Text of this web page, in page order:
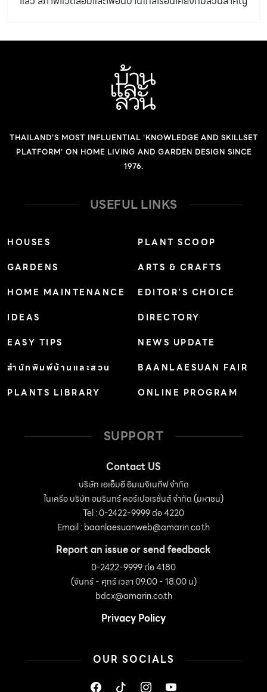
บ้าน ซึ่งทำให้ชีวิตในบ้านขาดความสุขไปเลย มาดูกันว่าปัญหา
ปัญหาเพื่อนบ้าน ต่อเติมตามใจ เพราะบ้านใครบ้านมัน “ข้าง
บ้านต่อเติมจนบ้านเราอึดอัด ดูแล้วต้องผิดกฎหมายแน่ อยาก
ทราบว่าการต่อเติมที่ถูกต้องเป็นอย่างไร” ปัญหาเหล่านี้จะไม่
ก่อสร้างอย่างถูกต้อง นอกจากจะต่อเติมได้อย่างสบายใจแล้ว
ก็จะไม่รบกวนเพื่อนบ้านของเราด้วย ไม่ว่าจะเป็นการก่อสร้าง
โดยต้องขออนุญาตเมื่อ 1. สร้างอาคารใหม่ทั้งหมด 2. ต่อเติม
เปลี่ยนจากบ้านเป็นหอพัก จริงๆแล้วต่อเติมห้องต่างๆ ออกมา
จากอาคารเดิม ต้องมีระยะถอยร่นจากรั้วด้วยนะ – ชั้น 1 ผนัง
– ชั้น 1 ผนังด้านติดรั้วมีหน้าต่าง ประตู หรือช่องเปิดต้องห่าง
จากรั้วอย่างน้อย 2 เมตร – ชั้น 2 ผนังด้านติดรั้วมีหน้าต่าง
THAILAND'S MOST INFLUENTIAL 'KNOWLEDGE AND SKILLSET
PLATFORM' ON HOME LIVING AND GARDEN DESIGN SINCE
1976.
USEFUL LINKS
HOUSES
GARDENS
HOME MAINTENANCE
IDEAS
EASY TIPS
สำนักพิมพ์บ้านและสวน
PLANTS LIBRARY
PLANT SCOOP
ARTS & CRAFTS
EDITOR’S CHOICE
DIRECTORY
NEWS UPDATE
BAANLAESUAN FAIR
ONLINE PROGRAM
SUPPORT
Contact US
บริษัท เอเอ็มอี อิมเมจิเนทีฟ จำกัด
ในเครือ บริษัท อมรินทร์ คอร์เปอเรชั่นส์ จำกัด (มหาชน)
Tel : 0-2422-9999 ต่อ 4220
Email :baanlaesuanweb@amarin.co.th
Report an issue or send feedback
0-2422-9999 ต่อ 4180
(จันทร์ - ศุกร์ เวลา 09.00 - 18.00 น)
bdcx@amarin.co.th
Privacy Policy
OUR SOCIALS